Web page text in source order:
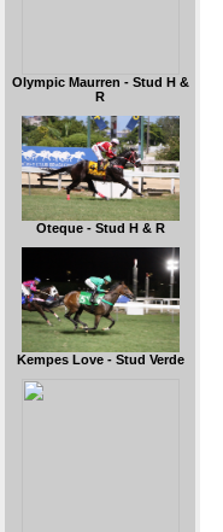
Olympic Maurren - Stud H &
R
Oteque - Stud H & R
Kempes Love - Stud Verde